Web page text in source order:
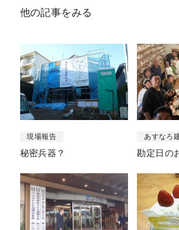
他の記事をみる
現場報告
秘密兵器？
あすなろ
勘定日の